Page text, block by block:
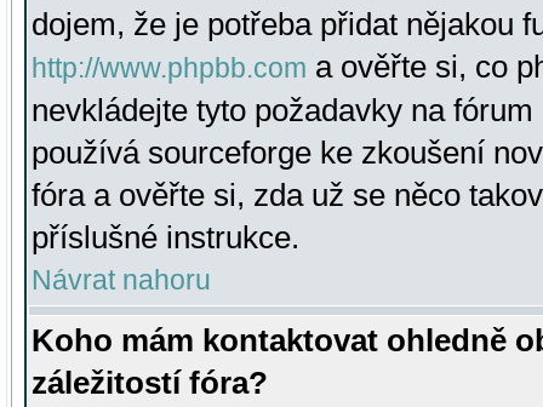
dojem, že je potřeba přidat nějakou
http://www.phpbb.com a ověřte si, co
nevkládejte tyto požadavky na
používá sourceforge ke zkoušení
fóra a ověřte si, zda už se něco
příslušné instrukce.
Návrat nahoru
Koho mám kontaktovat ohledně
záležitostí fóra?